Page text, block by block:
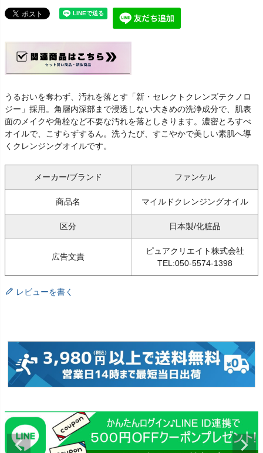
うるおいを奪わず、汚れを落とす「新・セレクトクレンズテクノロ
ジー」採用。角層内深部まで浸透しない大きめの洗浄成分で、肌表
面のメイクや角栓など不要な汚れを落としきります。濃密とろすべ
オイルで、こすらずするん。洗うたび、すこやかで美しい素肌へ導
くクレンジングオイルです。
メーカー/ブランド ファンケル
商品名 マイルドクレンジングオイル
区分 日本製/化粧品
広告文責
ピュアクリエイト株式会社
TEL:050-5574-1398
レビューを書く